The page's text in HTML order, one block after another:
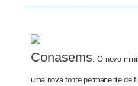
Conasems: O novo
uma nova fonte permanente de